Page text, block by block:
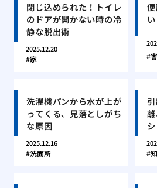
閉じ込められた！トイレ
のドアが開かない時の冷
静な脱出術
2025.12.20
家
洗濯機パンから水が上が
ってくる、見落としがち
な原因
2025.12.16
洗面所